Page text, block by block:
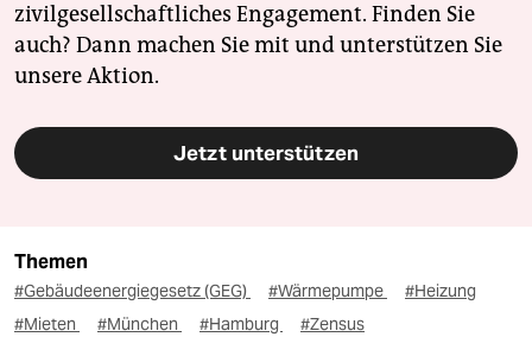
zivilgesellschaftliches Engagement. Finden Sie
auch? Dann machen Sie mit und unterstützen Sie
unsere Aktion.
Jetzt unterstützen
Themen
#Gebäudeenergiegesetz (GEG) #Wärmepumpe
#Heizung
#Mieten
#München #Hamburg #Zensus